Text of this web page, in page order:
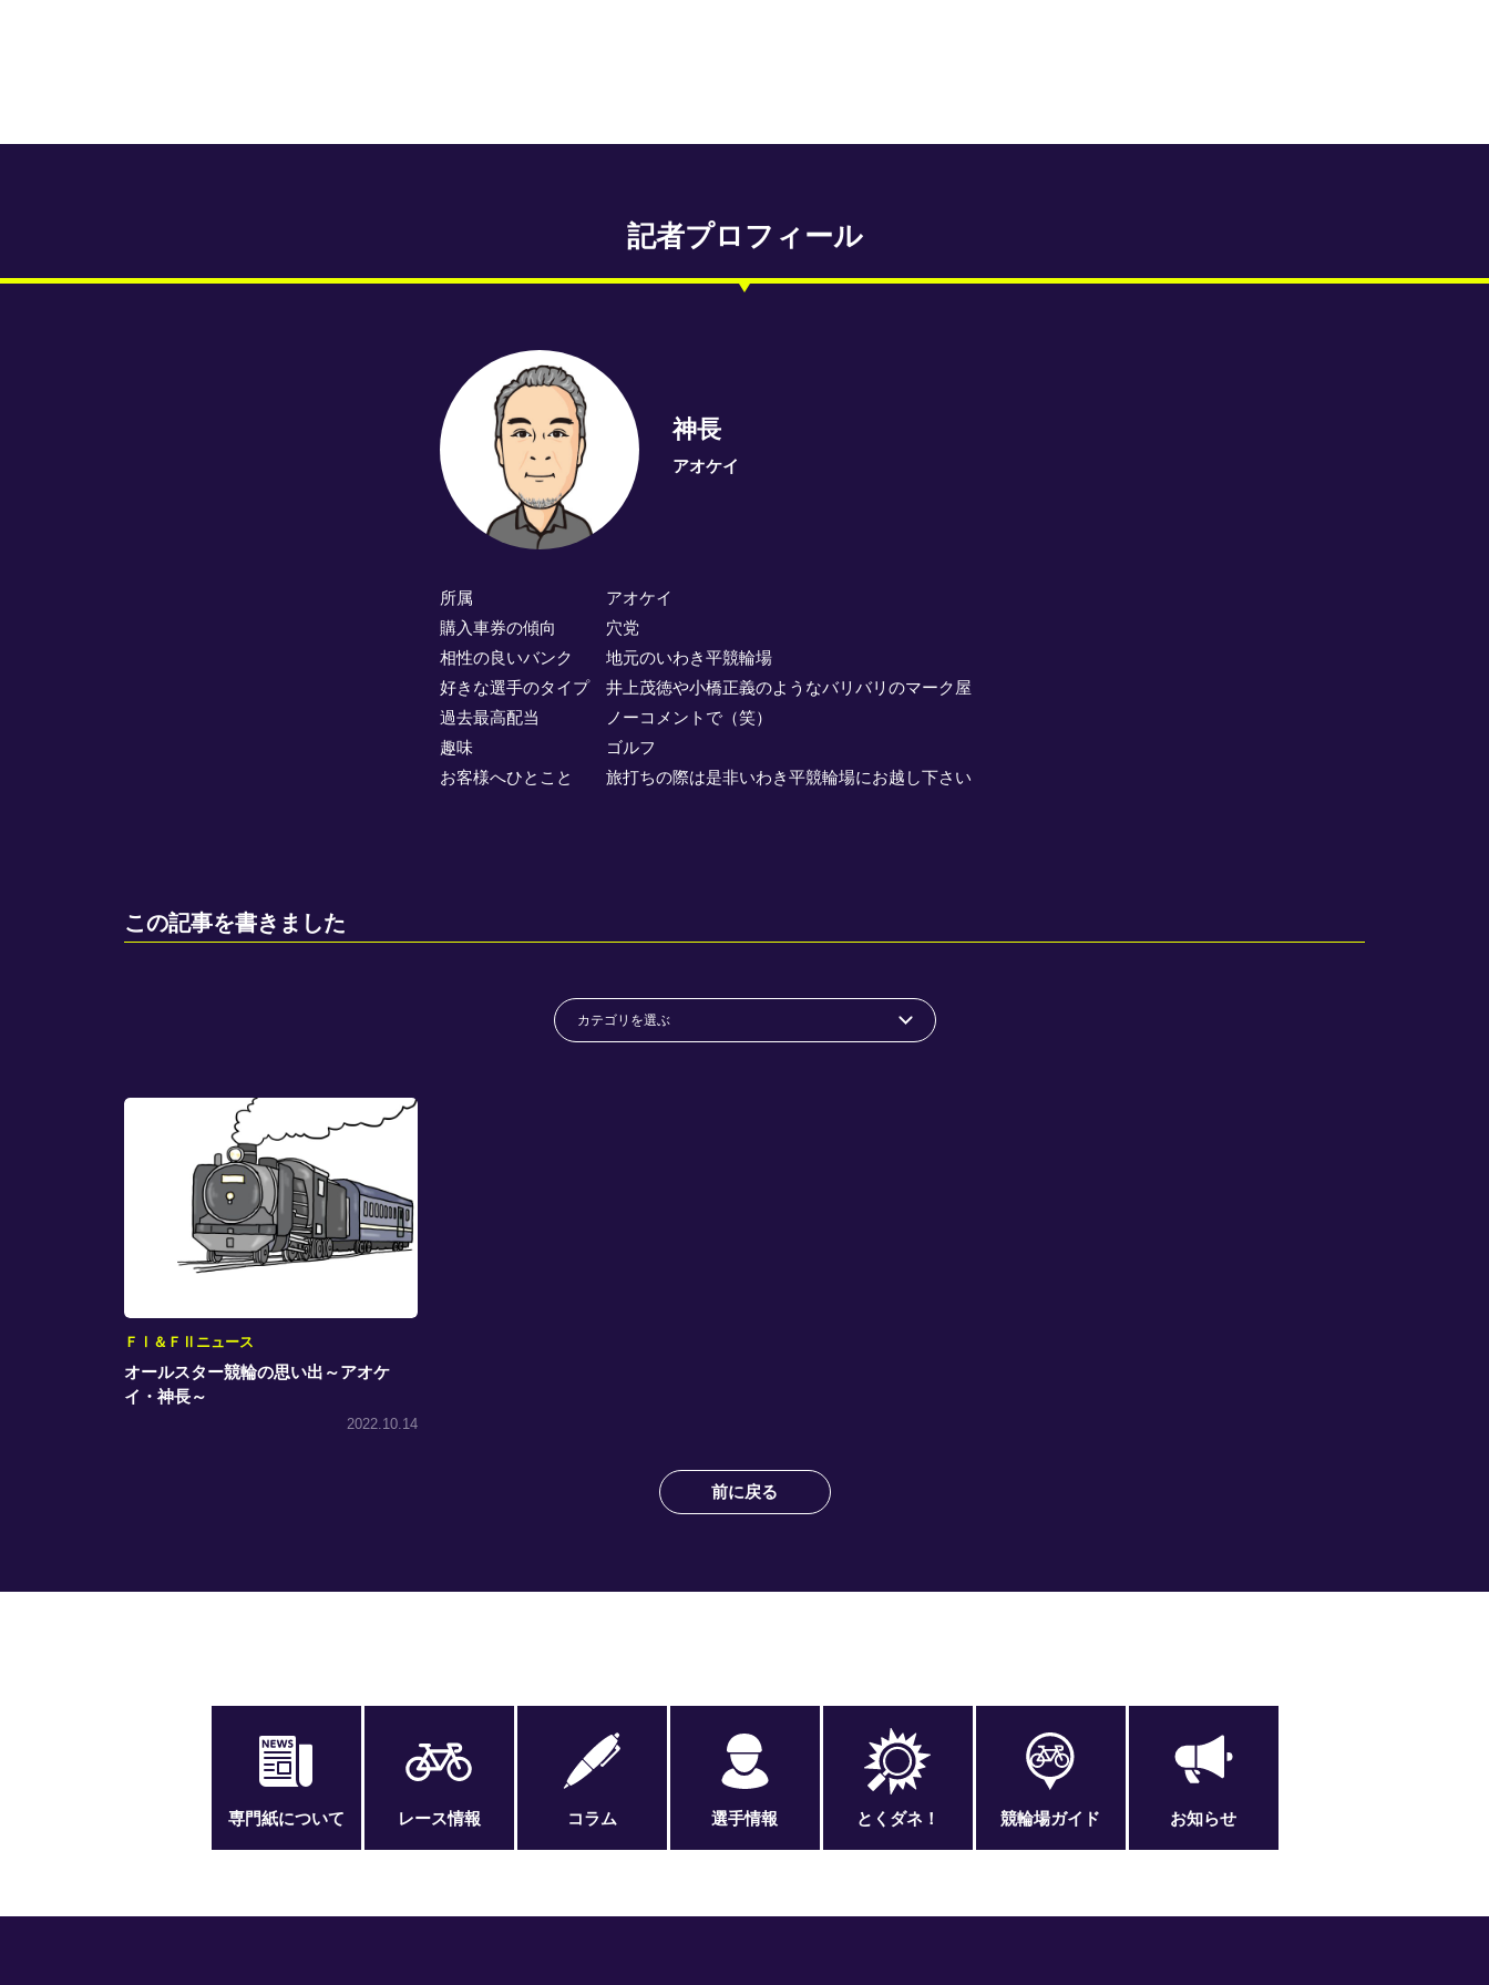
記者プロフィール
神長
アオケイ
所属 アオケイ
購入車券の傾向 穴党
相性の良いバンク 地元のいわき平競輪場
好きな選手のタイプ 井上茂徳や小橋正義のようなバリバリのマーク屋
過去最高配当 ノーコメントで（笑）
趣味 ゴルフ
お客様へひとこと 旅打ちの際は是非いわき平競輪場にお越し下さい
この記事を書きました
ＦⅠ＆ＦⅡニュース
オールスター競輪の思い出～アオケ
イ・神長～
2022.10.14
前に戻る
専門紙について レース情報 コラム 選手情報 とくダネ！ 競輪場ガイド お知らせ